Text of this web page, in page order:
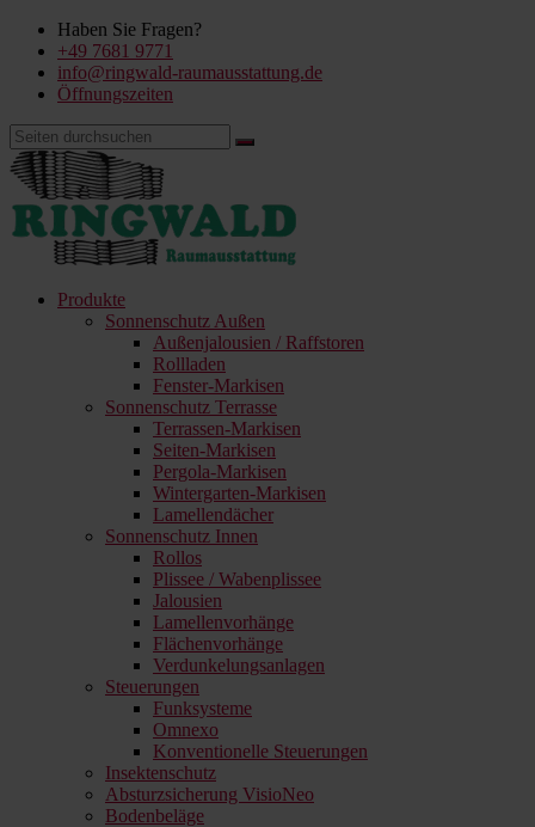
Haben Sie Fragen?
+49 7681 9771
info@ringwald-raumausstattung.de
Öffnungszeiten
Produkte
Sonnenschutz Außen
Außenjalousien / Raffstoren
Rollladen
Fenster-Markisen
Sonnenschutz Terrasse
Terrassen-Markisen
Seiten-Markisen
Pergola-Markisen
Wintergarten-Markisen
Lamellendächer
Sonnenschutz Innen
Rollos
Plissee / Wabenplissee
Jalousien
Lamellenvorhänge
Flächenvorhänge
Verdunkelungsanlagen
Steuerungen
Funksysteme
Omnexo
Konventionelle Steuerungen
Insektenschutz
Absturzsicherung VisioNeo
Bodenbeläge